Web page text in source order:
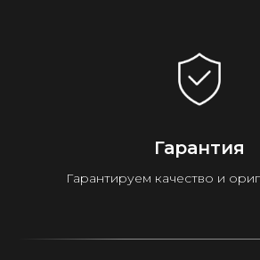
Гарантия
Гарантируем качество и